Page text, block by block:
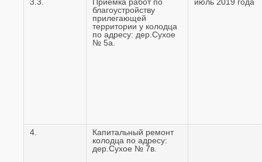
благоустройству
прилегающей
территории у колодца
по адресу: дер.Сухое
№ 5а.
4.
Капитальный ремонт
колодца по адресу:
дер.Сухое № 7в.